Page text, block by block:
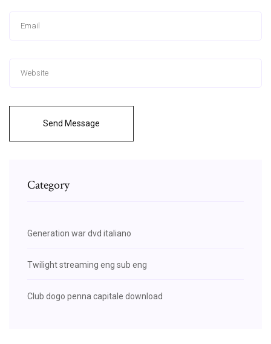
Send Message
Category
Generation war dvd italiano
Twilight streaming eng sub eng
Club dogo penna capitale download